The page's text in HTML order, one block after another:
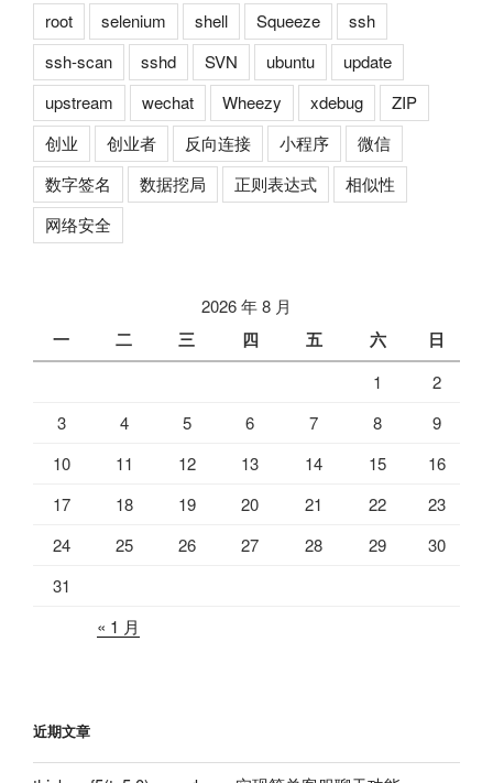
root
selenium shell Squeeze
ssh
ssh-scan
sshd SVN ubuntu
update
upstream
wechat Wheezy xdebug
ZIP
创业
创业者 反向连接 小程序
微信
数字签名
数据挖局 正则表达式
相似性
网络安全
2026 年 8 月
一 二 三 四 五 六 日
1
2
3
4 5 6 7 8
9
10
11 12 13 14 15
16
17
18 19 20 21 22
23
24
25 26 27 28 29
30
31
« 1 月
近期文章